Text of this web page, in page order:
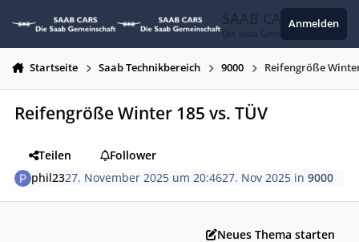
SAAB CARS
Die Saab Gemeinschaft
Anmelden
Startseite Saab Technikbereich 9000 Reifengröße
Reifengröße Winter 185 vs. TÜV
Teilen
Follower
phil2327. November 2025 um 20:4627. Nov 2025 in9000
Neues Thema starten